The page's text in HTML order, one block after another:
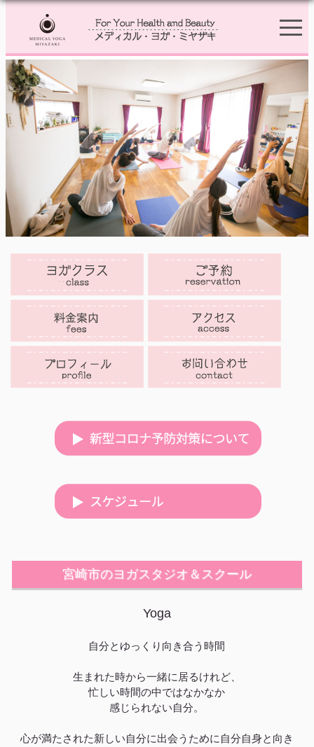
宮崎市のヨガスタジオ＆スクール
Yoga
自分とゆっくり向き合う時間
生まれた時から一緒に居るけれど、
忙しい時間の中ではなかなか
感じられない自分。
心が満たされた新しい自分に出会うために自分自身と向き